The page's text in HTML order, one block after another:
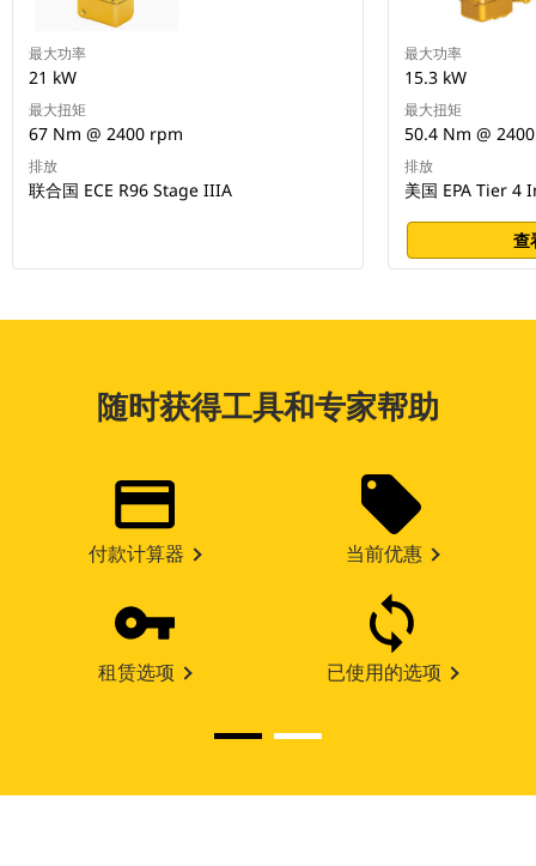
最大功率
21 kW
最大扭矩
67 Nm @ 2400 rpm
排放
联合国 ECE R96 Stage IIIA
最大功率
15.3 kW
最大扭矩
50.4 Nm @
排放
美国 EPA Tier 4
查
随时获得工具和专家帮助
付款计算器 当前优惠
租赁选项 已使用的选项